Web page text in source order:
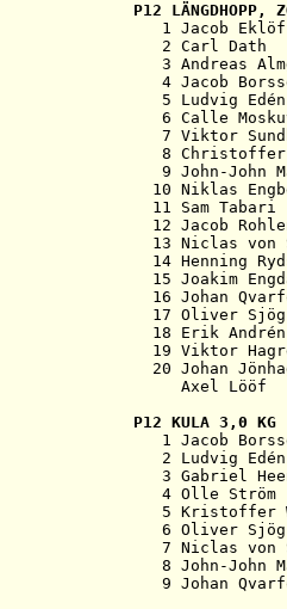
P12
1 Jacob
2 Carl Dath
3 Andreas
4 Jacob
5 Ludvig
6 Calle
7 Viktor
8
9 John-John
10 Niklas
11 Sam Tabari
12 Jacob
13 Niclas von
14 Henning
15 Joakim
16 Johan
17 Oliver
18 Erik
19 Viktor
20 Johan
P12 KULA 3,0
1 Jacob
2 Ludvig
3 Gabriel
4 Olle Ström
5 Kristoffer
6 Oliver
7 Niclas von
8 John-John